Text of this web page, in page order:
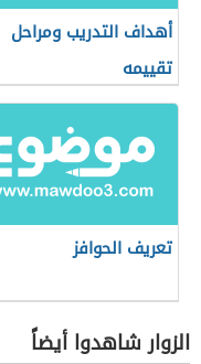
أهداف التدريب ومراحل
تقييمه
تعريف الحوافز
الزوار شاهدوا أيضاً